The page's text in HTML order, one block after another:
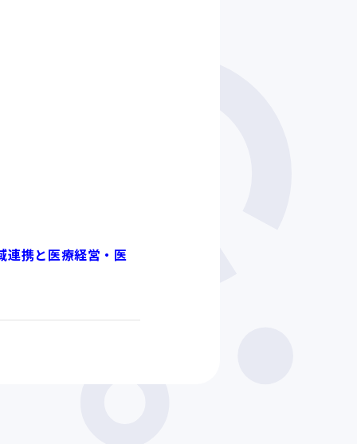
連携と医療経営・医